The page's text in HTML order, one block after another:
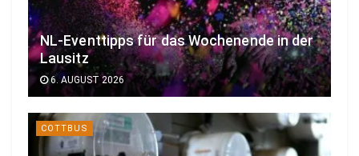
NL-Eventtipps für das Wochenende in der
Lausitz
6. AUGUST 2026
COTTBUS